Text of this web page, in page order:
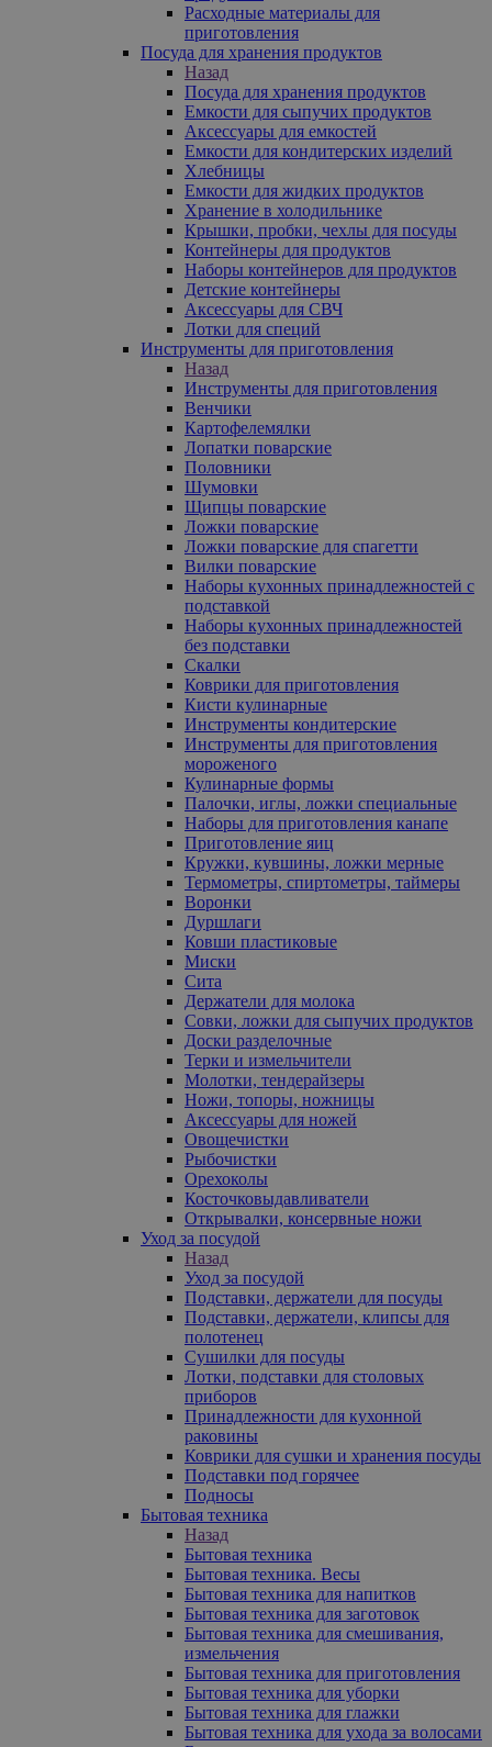
Расходные материалы для
приготовления
Посуда для хранения продуктов
Назад
Посуда для хранения продуктов
Емкости для сыпучих продуктов
Аксессуары для емкостей
Емкости для кондитерских изделий
Хлебницы
Емкости для жидких продуктов
Хранение в холодильнике
Крышки, пробки, чехлы для посуды
Контейнеры для продуктов
Наборы контейнеров для продуктов
Детские контейнеры
Аксессуары для СВЧ
Лотки для специй
Инструменты для приготовления
Назад
Инструменты для приготовления
Венчики
Картофелемялки
Лопатки поварские
Половники
Шумовки
Щипцы поварские
Ложки поварские
Ложки поварские для спагетти
Вилки поварские
Наборы кухонных принадлежностей с
подставкой
Наборы кухонных принадлежностей
без подставки
Скалки
Коврики для приготовления
Кисти кулинарные
Инструменты кондитерские
Инструменты для приготовления
мороженого
Кулинарные формы
Палочки, иглы, ложки специальные
Наборы для приготовления канапе
Приготовление яиц
Кружки, кувшины, ложки мерные
Термометры, спиртометры, таймеры
Воронки
Дуршлаги
Ковши пластиковые
Миски
Сита
Держатели для молока
Совки, ложки для сыпучих продуктов
Доски разделочные
Терки и измельчители
Молотки, тендерайзеры
Ножи, топоры, ножницы
Аксессуары для ножей
Овощечистки
Рыбочистки
Орехоколы
Косточковыдавливатели
Открывалки, консервные ножи
Уход за посудой
Назад
Уход за посудой
Подставки, держатели для посуды
Подставки, держатели, клипсы для
полотенец
Сушилки для посуды
Лотки, подставки для столовых
приборов
Принадлежности для кухонной
раковины
Коврики для сушки и хранения посуды
Подставки под горячее
Подносы
Бытовая техника
Назад
Бытовая техника
Бытовая техника. Весы
Бытовая техника для напитков
Бытовая техника для заготовок
Бытовая техника для смешивания,
измельчения
Бытовая техника для приготовления
Бытовая техника для уборки
Бытовая техника для глажки
Бытовая техника для ухода за волосами